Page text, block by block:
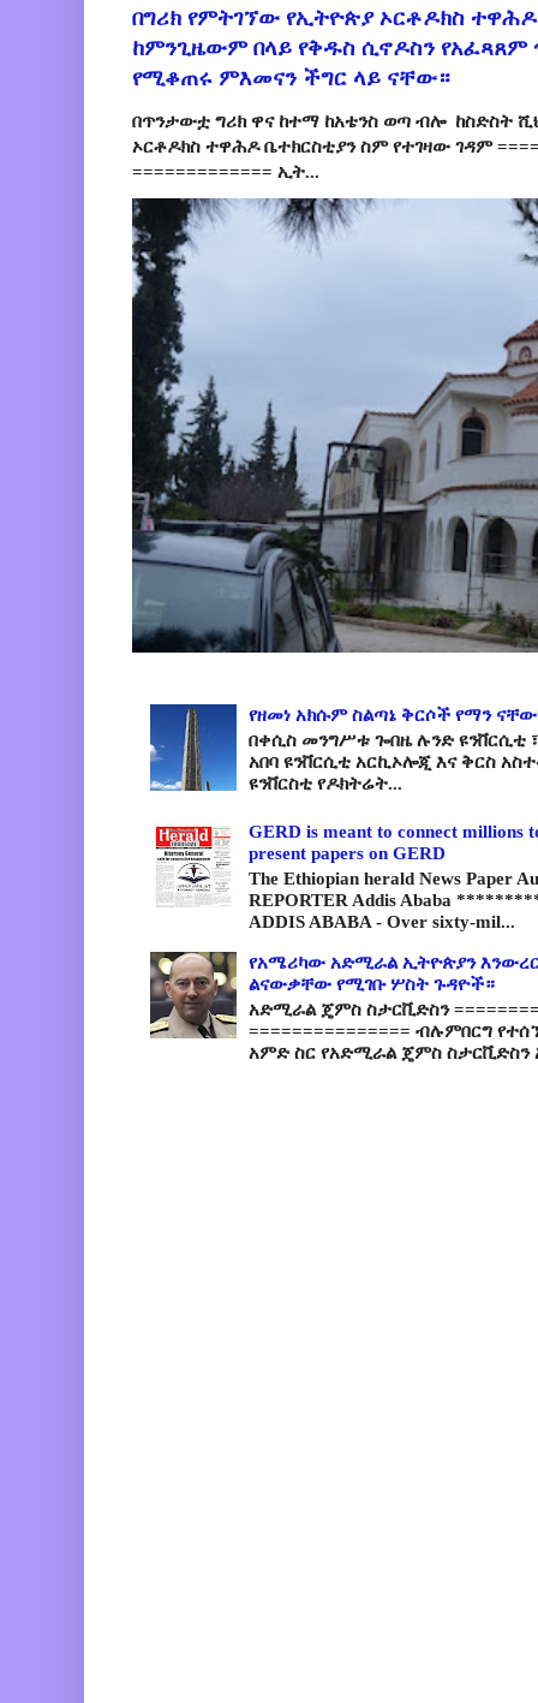
በግሪክ የምትገኘው የኢትዮጵያ ኦርቶዶክስ
ከምንጊዜውም በላይ የቅዱስ ሲኖዶስን የአፈጻጸም
የሚቆጠሩ ምእመናን ችግር ላይ ናቸው።
በጥንታውቷ ግሪክ ዋና ከተማ ከአቴንስ ወጣ ብሎ ከስድስት
ኦርቶዶክስ ተዋሕዶ ቤተክርስቲያን ስም የተገዛው ገዳም
============= ኢት...
የዘመነ አክሱም ስልጣኔ ቅርሶች የማን
በቀሲስ መንግሥቱ ጐበዜ ሉንድ ዩንቨርሲቲ
አበባ ዩንቨርሲቲ አርኪኦሎጂ እና ቅርስ
ዩንቨርስቲ የዶክትሬት...
GERD is meant to connect millions
present papers on GERD
The Ethiopian herald News Paper
REPORTER Addis Ababa
ADDIS ABABA - Over sixty-mil...
የአሜሪካው አድሚራል ኢትዮጵያን
ልናውቃቸው የሚገቡ ሦስት ጉዳዮች።
አድሚራል ጄምስ ስታርቪድስን
=============== ብሉምበርግ
አምድ ስር የአድሚራል ጄምስ ስታርቪድስን